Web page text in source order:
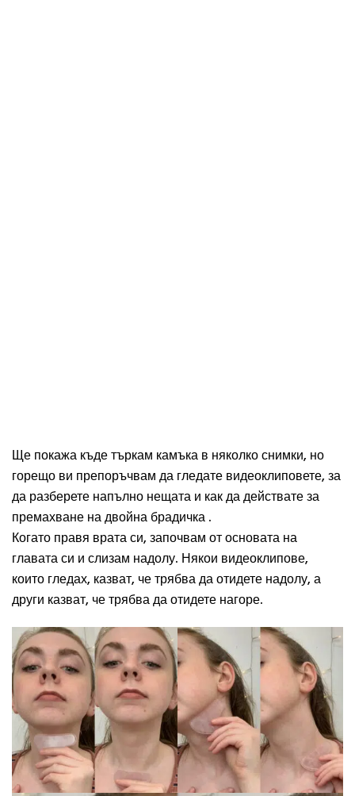
Ще покажа къде търкам камъка в няколко снимки, но
горещо ви препоръчвам да гледате видеоклиповете, за
да разберете напълно нещата и как да действате за
премахване на двойна брадичка .
Когато правя врата си, започвам от основата на
главата си и слизам надолу. Някои видеоклипове,
които гледах, казват, че трябва да отидете надолу, а
други казват, че трябва да отидете нагоре.